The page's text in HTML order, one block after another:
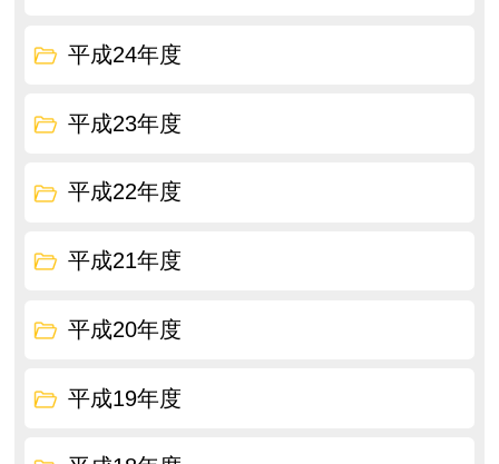
平成24年度
平成23年度
平成22年度
平成21年度
平成20年度
平成19年度